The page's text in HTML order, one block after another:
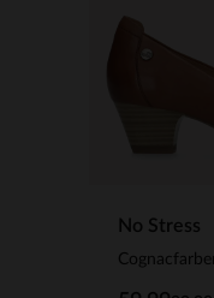
No Stress